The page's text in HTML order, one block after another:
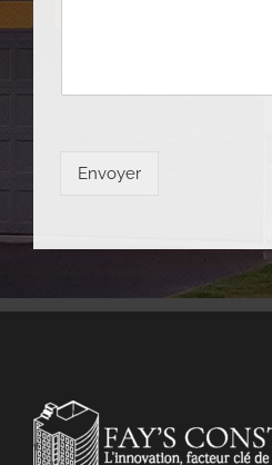
Envoyer